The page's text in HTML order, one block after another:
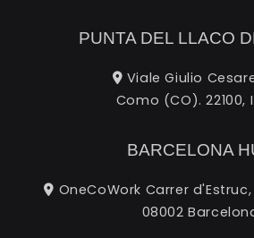
PUNTA DEL LLACO
Viale Giulio
Como (CO). 22100,
BARCELONA
OneCoWork Carrer
08002